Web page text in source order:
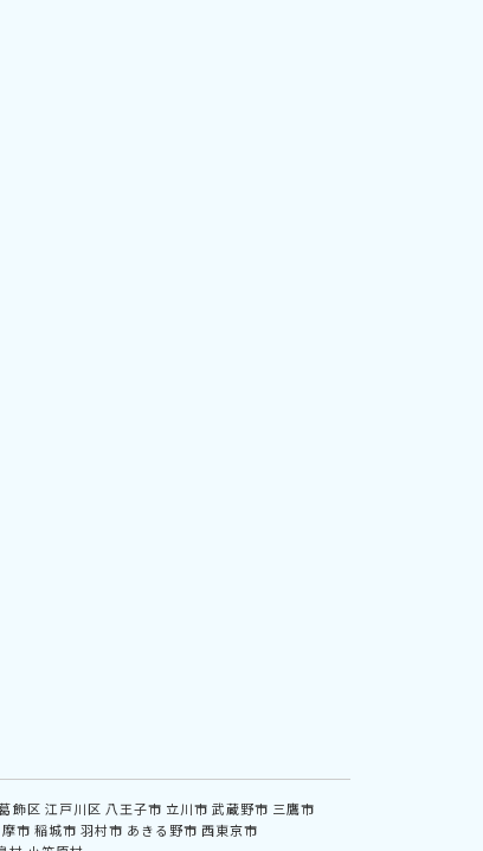
飾区 江戸川区 八王子市 立川市 武蔵野市 三鷹市
市 稲城市 羽村市 あきる野市 西東京市